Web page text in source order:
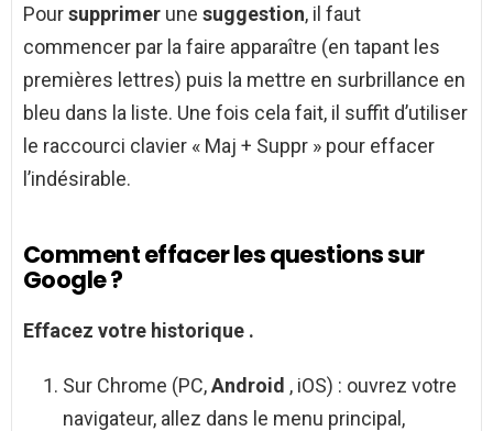
Poursupprimer une suggestion, il faut
commencer par la faire apparaître (en tapant les
premières lettres) puis la mettre en surbrillance en
bleu dans la liste. Une fois cela fait, il suffit d’utiliser
le raccourci clavier « Maj + Suppr » pour effacer
l’indésirable.
Comment effacer les questions sur
Google ?
Effacez votre historique .
Sur Chrome (PC,Android , iOS) : ouvrez votre
navigateur, allez dans le menu principal,